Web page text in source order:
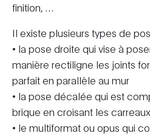
finition, …
Il existe plusieurs types de
• la pose droite qui vise à
manière rectiligne les joints
parfait en parallèle au mur
• la pose décalée qui est
brique en croisant les carreaux
• le multiformat ou opus qui